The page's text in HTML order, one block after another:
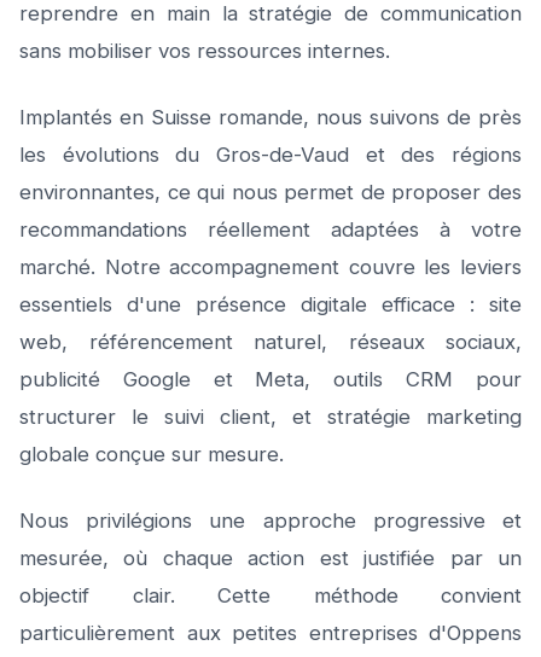
reprendre en main la stratégie de communication
sans mobiliser vos ressources internes.
Implantés en Suisse romande, nous suivons de près
les évolutions du Gros-de-Vaud et des régions
environnantes, ce qui nous permet de proposer des
recommandations réellement adaptées à votre
marché. Notre accompagnement couvre les leviers
essentiels d'une présence digitale efficace : site
web, référencement naturel, réseaux sociaux,
publicité Google et Meta, outils CRM pour
structurer le suivi client, et stratégie marketing
globale conçue sur mesure.
Nous privilégions une approche progressive et
mesurée, où chaque action est justifiée par un
objectif clair. Cette méthode convient
particulièrement aux petites entreprises d'Oppens